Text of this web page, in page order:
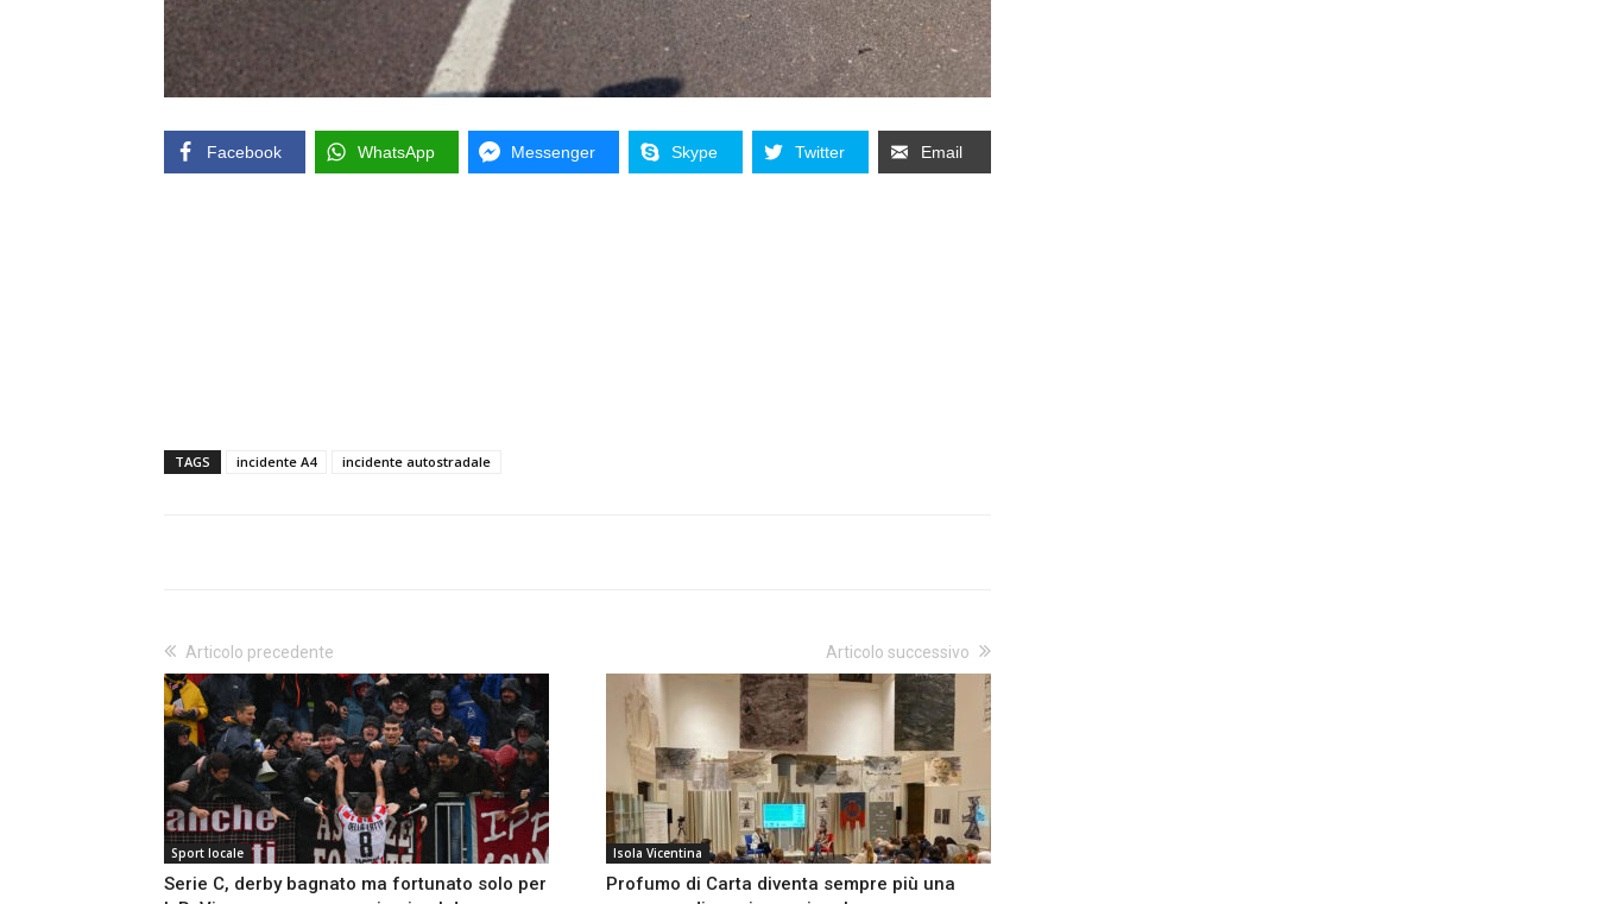
Facebook WhatsApp Messenger Skype Twitter Email
TAGS incidente A4 incidente autostradale
Articolo precedente
Sport locale
Serie C, derby bagnato ma fortunato solo per
Articolo successivo
Isola Vicentina
Profumo di Carta diventa sempre più una